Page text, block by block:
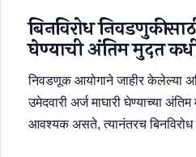
बिनविरोध
घेण्याची अंतिम मुदत
निवडणूक आयोगाने जाहीर केलेल्या
उमेदवारी अर्ज माघारी घेण्याच्या
आवश्यक असते, त्यानंतरच बिनविरोध